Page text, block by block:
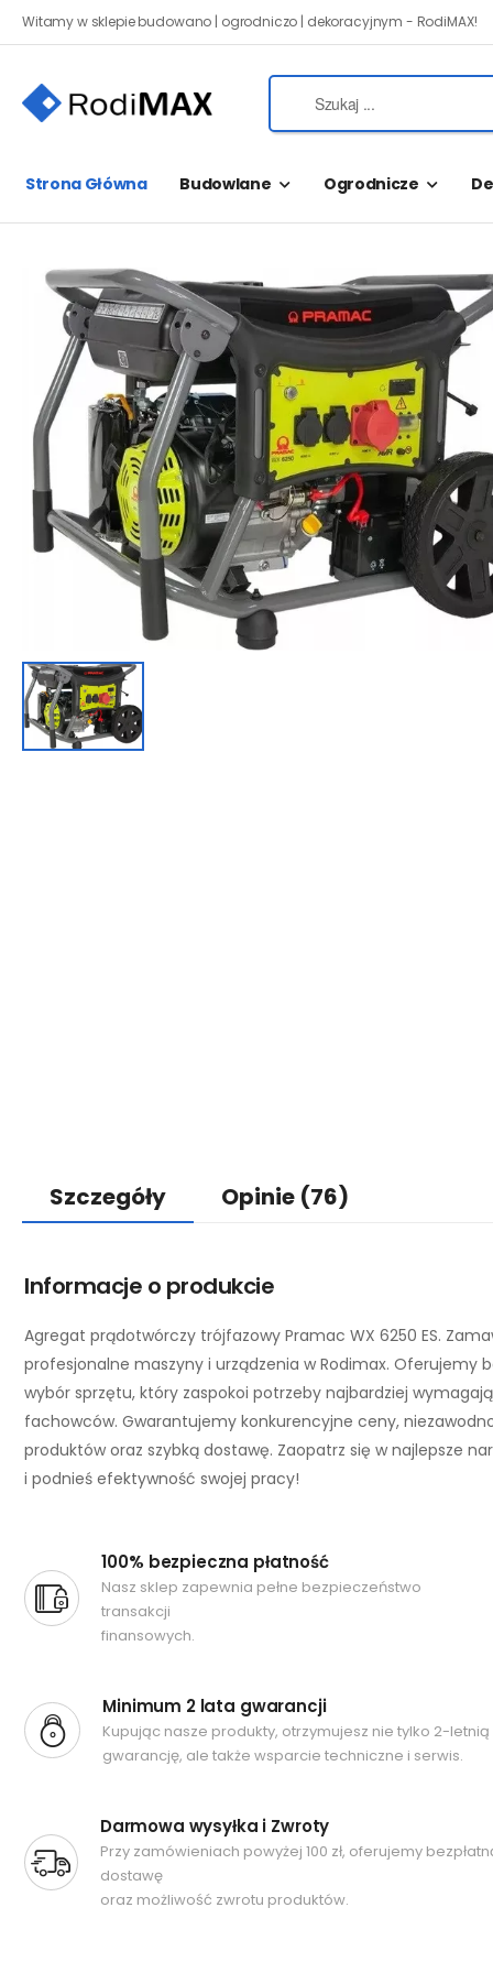
Witamy w sklepie budowano | ogrodniczo | dekoracyjnym - RodiMAX!
Strona Główna Budowlane Ogrodnicze
Szczegóły Opinie (76)
Informacje o produkcie
Agregat prądotwórczy trójfazowy Pramac WX 6250 ES.
profesjonalne maszyny i urządzenia w Rodimax. Oferujemy
wybór sprzętu, który zaspokoi potrzeby najbardziej
fachowców. Gwarantujemy konkurencyjne ceny,
produktów oraz szybką dostawę. Zaopatrz się w najlepsze
i podnieś efektywność swojej pracy!
100% bezpieczna płatność
Nasz sklep zapewnia pełne bezpieczeństwo
transakcji
finansowych.
Minimum 2 lata gwarancji
Kupując nasze produkty, otrzymujesz nie tylko 2-letnią
gwarancję, ale także wsparcie techniczne i serwis.
Darmowa wysyłka i Zwroty
Przy zamówieniach powyżej 100 zł, oferujemy
dostawę
oraz możliwość zwrotu produktów.